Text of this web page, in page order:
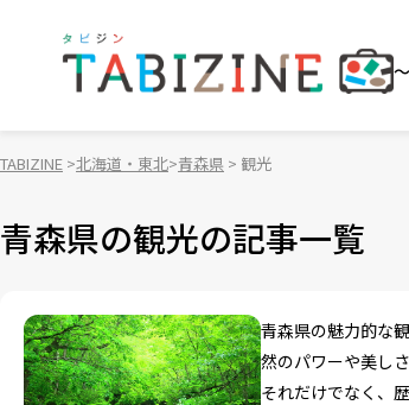
TABIZINE 北海道・東北 青森県 観光
青森県の観光の記事一覧
青森県の魅力的な
然のパワーや美し
それだけでなく、